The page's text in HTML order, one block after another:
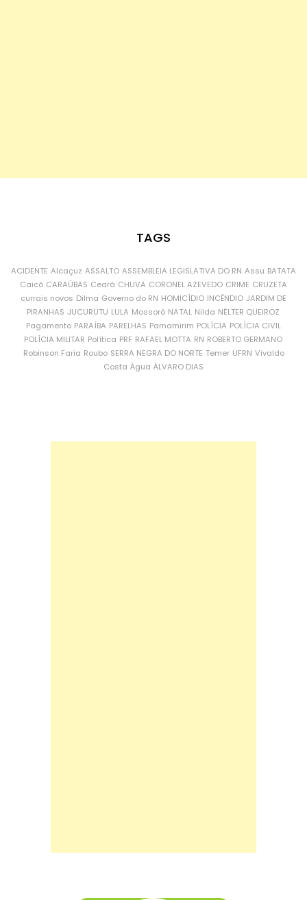
TAGS
ACIDENTE Alcaçuz ASSALTO ASSEMBLEIA LEGISLATIVA DO RN Assu BATATA
Caicó CARAÚBAS Ceará CHUVA CORONEL AZEVEDO CRIME CRUZETA
currais novos Dilma Governo do RN HOMICÍDIO INCÊNDIO JARDIM DE
PIRANHAS JUCURUTU LULA Mossoró NATAL Nilda NÉLTER QUEIROZ
Pagamento PARAÍBA PARELHAS Parnamirim POLÍCIA POLÍCIA CIVIL
POLÍCIA MILITAR Política PRF RAFAEL MOTTA RN ROBERTO GERMANO
Robinson Faria Roubo SERRA NEGRA DO NORTE Temer UFRN Vivaldo
Costa Água ÁLVARO DIAS